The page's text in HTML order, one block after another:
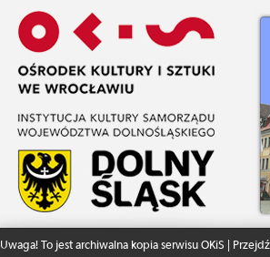
Uwaga! To jest archiwalna kopia serwisu OKiS |